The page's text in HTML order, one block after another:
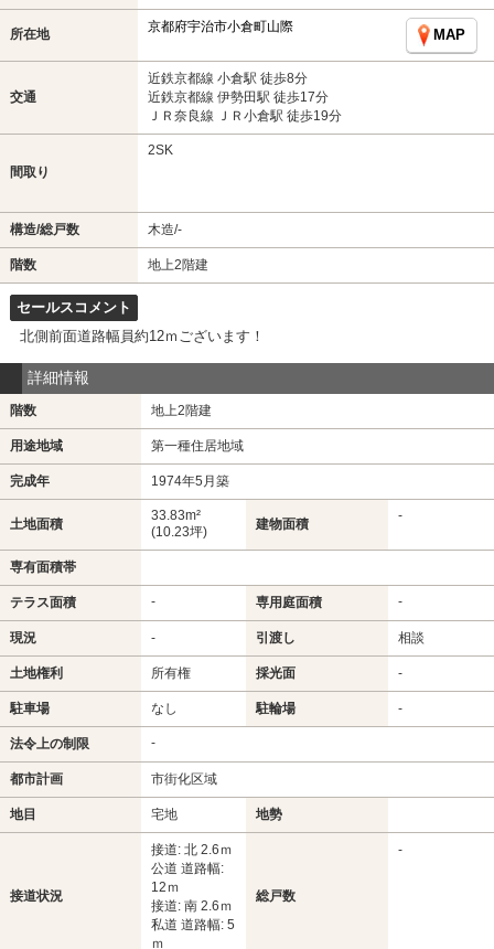
所在地 京都府宇治市小倉町山際
MAP
交通
近鉄京都線 小倉駅 徒歩8分
近鉄京都線 伊勢田駅 徒歩17分
ＪＲ奈良線 ＪＲ小倉駅 徒歩19分
間取り
2SK
構造/総戸数 木造/-
階数 地上2階建
セールスコメント
北側前面道路幅員約12ｍございます！
詳細情報
階数 地上2階建
用途地域 第一種住居地域
完成年 1974年5月築
土地面積
33.83m²
(10.23坪)
建物面積
-
専有面積帯
テラス面積 - 専用庭面積 -
現況 - 引渡し 相談
土地権利 所有権 採光面 -
駐車場 なし 駐輪場 -
法令上の制限 -
都市計画 市街化区域
地目 宅地 地勢
接道状況
接道: 北 2.6ｍ
公道 道路幅:
12ｍ
接道: 南 2.6ｍ
私道 道路幅: 5
ｍ
総戸数
-